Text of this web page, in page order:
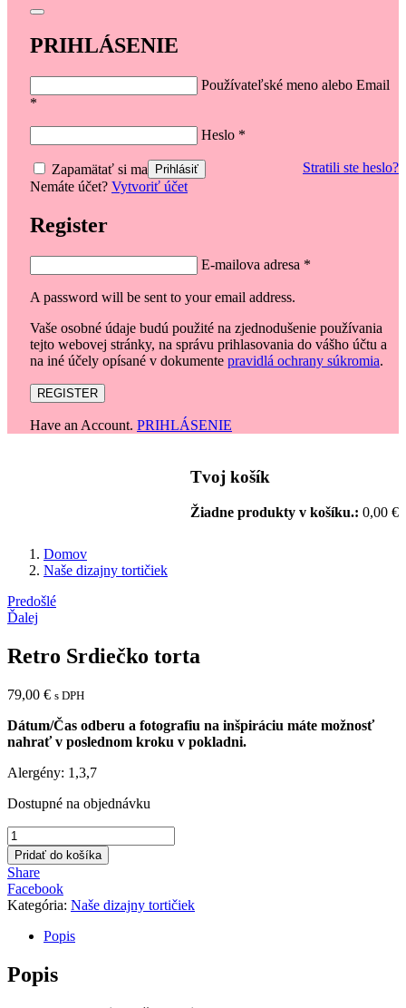
PRIHLÁSENIE
Používateľské meno alebo Email
*
Heslo *
Zapamätať si ma
Stratili ste heslo?
Nemáte účet? Vytvoriť účet
Register
E-mailova adresa *
A password will be sent to your email address.
Vaše osobné údaje budú použité na zjednodušenie používania
tejto webovej stránky, na správu prihlasovania do vášho účtu a
na iné účely opísané v dokumente pravidlá ochrany súkromia.
REGISTER
Have an Account. PRIHLÁSENIE
Tvoj košík
Žiadne produkty v košíku.: 0,00 €
Domov
Naše dizajny tortičiek
Navigácia
v
článku
Predošlé
Ďalej
Retro Srdiečko torta
79,00 € s DPH
Dátum/Čas odberu a fotografiu na inšpiráciu máte možnosť
nahrať v poslednom kroku v pokladni.
Alergény: 1,3,7
Dostupné na objednávku
množstvo
Retro
Srdiečko
torta
Pridať do košíka
Share
Facebook
Kategória: Naše dizajny tortičiek
Popis
Popis